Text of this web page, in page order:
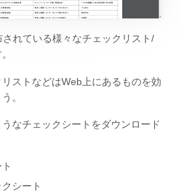
れている様々なチェックリスト/
ストなどはWeb上にあるものを効
。
なチェックシートをダウンロード
シート